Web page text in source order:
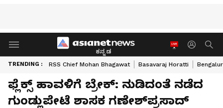
ಕನ್ನಡ
TRENDING : RSS Chief Mohan Bhagawat Basavaraj Horatti
ಫ್ಲೆಕ್ಸ್‌ ಹಾವಳಿಗೆ ಬ್ರೇಕ್‌: ನುಡಿದಂತೆ ನಡೆದ
ಗುಂಡ್ಲುಪೇಟೆ ಶಾಸಕ ಗಣೇಶ್‌ಪ್ರಸಾದ್‌